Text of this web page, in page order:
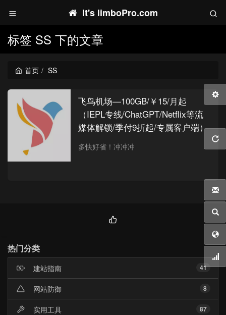
It's limboPro.com
标签 SS 下的文章
首页 SS
飞鸟机场—100GB/￥15/月起
（IEPL专线/ChatGPT/Netflix等流
媒体解锁/季付9折起/专属客户端）
多快好省！冲冲冲
热门分类
41
建站指南
8
网站防御
87
实用工具